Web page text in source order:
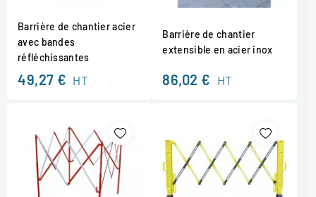
Barrière de chantier acier
avec bandes
réfléchissantes
49,27 € HT
Barrière de chantier
extensible en acier inox
86,02 € HT